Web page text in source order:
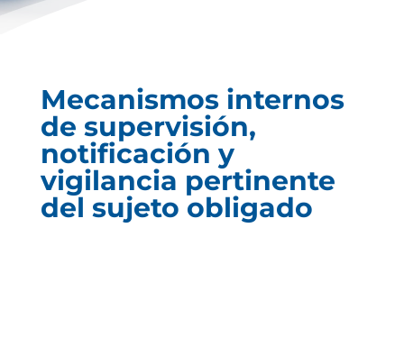
Mecanismos internos
de supervisión,
notificación y
vigilancia pertinente
del sujeto obligado